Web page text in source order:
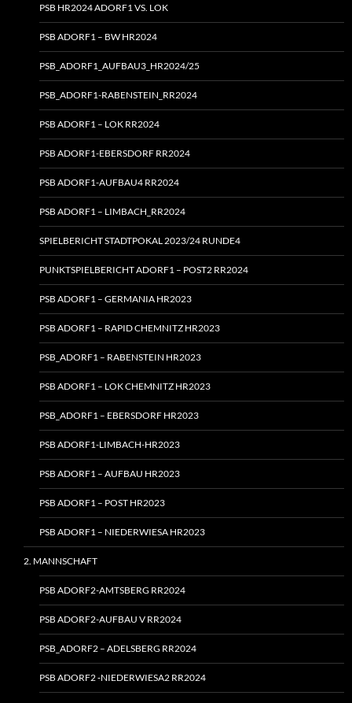
PSB HR2024 ADORF1 VS. LOK
PSB ADORF1 – BW HR2024
PSB_ADORF1_AUFBAU3_HR2024/25
PSB_ADORF1-RABENSTEIN_RR2024
PSB ADORF1 – LOK RR2024
PSB ADORF1-EBERSDORF RR2024
PSB ADORF1-AUFBAU4 RR2024
PSB ADORF1 – LIMBACH_RR2024
SPIELBERICHT STADTPOKAL 2023/24 RUNDE4
PUNKTSPIELBERICHT ADORF1 – POST2 RR2024
PSB ADORF1 – GERMANIA HR2023
PSB ADORF1 – RAPID CHEMNITZ HR2023
PSB_ADORF1 – RABENSTEIN HR2023
PSB ADORF1 – LOK CHEMNITZ HR2023
PSB_ADORF1 – EBERSDORF HR2023
PSB ADORF1-LIMBACH-HR2023
PSB ADORF1 – AUFBAU HR2023
PSB ADORF1 – POST HR2023
PSB ADORF1 – NIEDERWIESA HR2023
2. MANNSCHAFT
PSB ADORF2-AMTSBERG RR2024
PSB ADORF2-AUFBAU V RR2024
PSB_ADORF2 – ADELSBERG RR2024
PSB ADORF2 ‑NIEDERWIESA2 RR2024